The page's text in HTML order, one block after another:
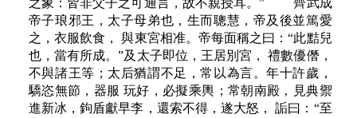
之象：皆非父子之可通言，故不親授耳。” 齊武成
帝子琅邪王，太子母弟也，生而聰慧，帝及後並篤愛
之，衣服飲食， 與東宮相准。帝每面稱之曰：“此黠兒
也，當有所成。”及太子即位，王居別宮， 禮數優僭，
不與諸王等；太后猶謂不足，常以為言。年十許歲，
驕恣無節，器服 玩好，必擬乘輿；常朝南殿，見典禦
進新冰，鉤盾獻早李，還索不得，遂大怒， 詬曰：“至